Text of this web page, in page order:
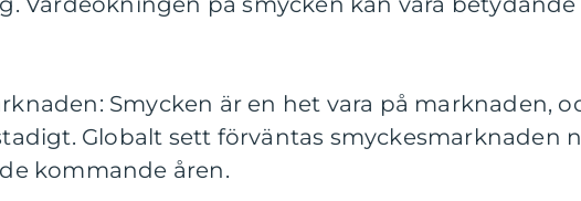
Smycken är en het vara på marknaden,
Globalt sett förväntas smyckesmarknaden
kommande åren.